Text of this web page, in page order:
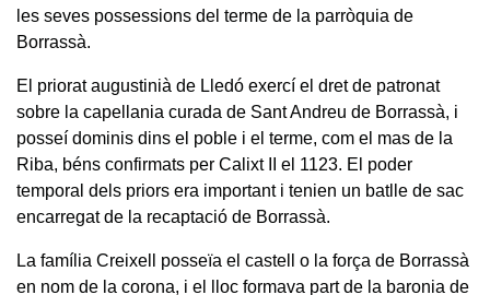
les seves possessions del terme de la parròquia de
Borrassà.
El priorat augustinià de Lledó exercí el dret de patronat
sobre la capellania curada de Sant Andreu de Borrassà, i
posseí dominis dins el poble i el terme, com el mas de la
Riba, béns confirmats per Calixt II el 1123. El poder
temporal dels priors era important i tenien un batlle de sac
encarregat de la recaptació de Borrassà.
La família Creixell posseïa el castell o la força de Borrassà
en nom de la corona, i el lloc formava part de la baronia de